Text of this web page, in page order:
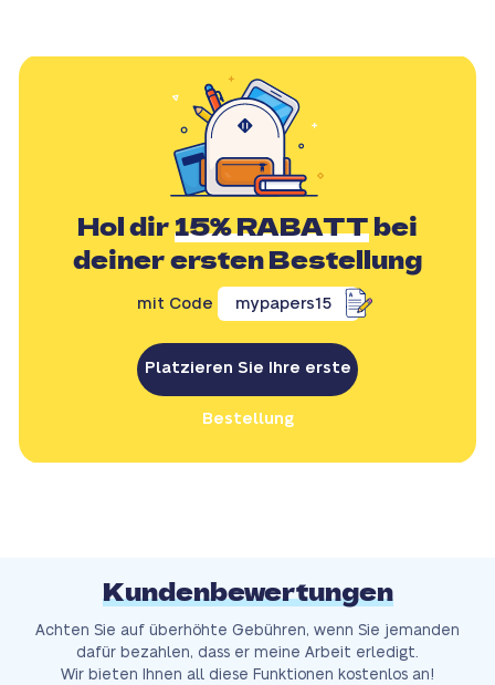
Hol dir15% RABATTbei
deiner ersten Bestellung
mit Code mypapers15
Platzieren Sie Ihre erste
Bestellung
Kundenbewertungen
Achten Sie auf überhöhte Gebühren, wenn Sie jemanden
dafür bezahlen, dass er meine Arbeit erledigt.
Wir bieten Ihnen all diese Funktionen kostenlos an!